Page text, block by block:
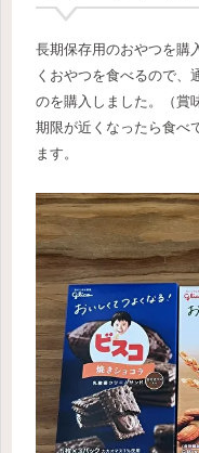
長期保存用のおやつを購
くおやつを食べるので、
のを購入しました。（賞
期限が近くなったら食べ
ます。